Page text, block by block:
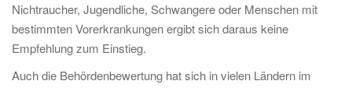
Nichtraucher, Jugendliche, Schwangere oder Menschen mit
bestimmten Vorerkrankungen ergibt sich daraus keine
Empfehlung zum Einstieg.
Auch die Behördenbewertung hat sich in vielen Ländern im